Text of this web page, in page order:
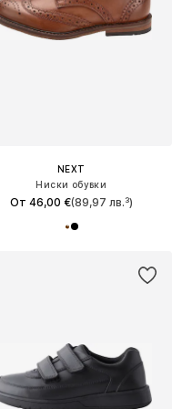
NEXT
Ниски обувки
От 46,00 €(89,97 лв.³)